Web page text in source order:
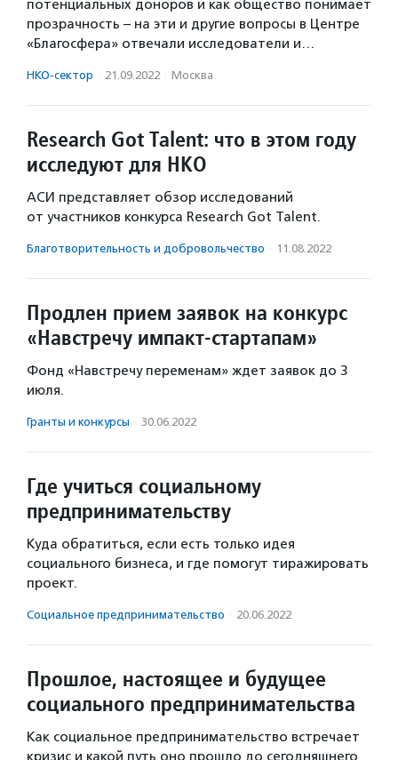
потенциальных доноров и как общество понимает
прозрачность – на эти и другие вопросы в Центре
«Благосфера» отвечали исследователи и…
НКО-сектор · 21.09.2022 · Москва
Research Got Talent: что в этом году
исследуют для НКО
АСИ представляет обзор исследований
от участников конкурса Research Got Talent.
Благотвори­тель­ность и доброволь­чест­во · 11.08.2022
Продлен прием заявок на конкурс
«Навстречу импакт-стартапам»
Фонд «Навстречу переменам» ждет заявок до 3
июля.
Гранты и конкурсы · 30.06.2022
Где учиться социальному
предпринимательству
Куда обратиться, если есть только идея
социального бизнеса, и где помогут тиражировать
проект.
Социальное предпри­нима­тель­ство · 20.06.2022
Прошлое, настоящее и будущее
социального предпринимательства
Как социальное предпринимательство встречает
кризис и какой путь оно прошло до сегодняшнего